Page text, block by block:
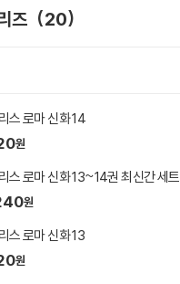
즈 20
스 로마 신화 14
원
스 로마 신화 13~14권 최신간 세트
원
스 로마 신화 13
원